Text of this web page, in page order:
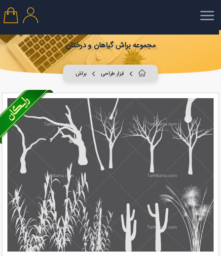
مجموعه براش گیاهان و درختان
ابزار طراحی براش